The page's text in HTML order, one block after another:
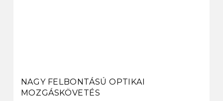
NAGY FELBONTÁSÚ OPTIKAI
MOZGÁSKÖVETÉS